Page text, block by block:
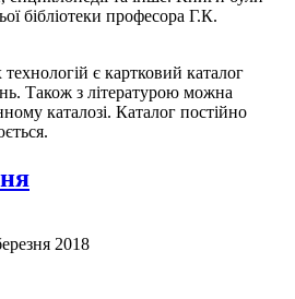
бібліотеки професора Г.К.
є картковий каталог
Також з літературою можна
каталозі. Каталог постійно
2018